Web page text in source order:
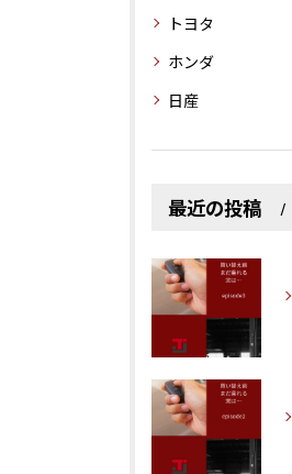
トヨタ
ホンダ
日産
最近の投稿